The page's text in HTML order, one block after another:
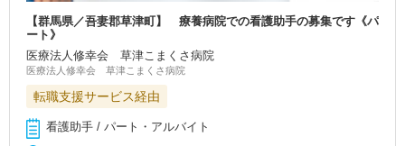
【群馬県／吾妻郡草津町】 療養病院での看護助手の募集です《パ
ート》
医療法人修幸会 草津こまくさ病院
医療法人修幸会 草津こまくさ病院
転職支援サービス経由
看護助手 / パート・アルバイト